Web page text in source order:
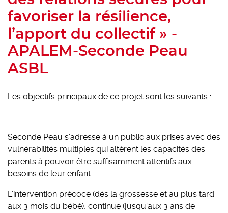
favoriser la résilience,
l’apport du collectif » -
APALEM-Seconde Peau
ASBL
Les objectifs principaux de ce projet sont les suivants :
Seconde Peau s’adresse à un public aux prises avec des
vulnérabilités multiples qui altèrent les capacités des
parents à pouvoir être suffisamment attentifs aux
besoins de leur enfant.
L’intervention précoce (dès la grossesse et au plus tard
aux 3 mois du bébé), continue (jusqu’aux 3 ans de